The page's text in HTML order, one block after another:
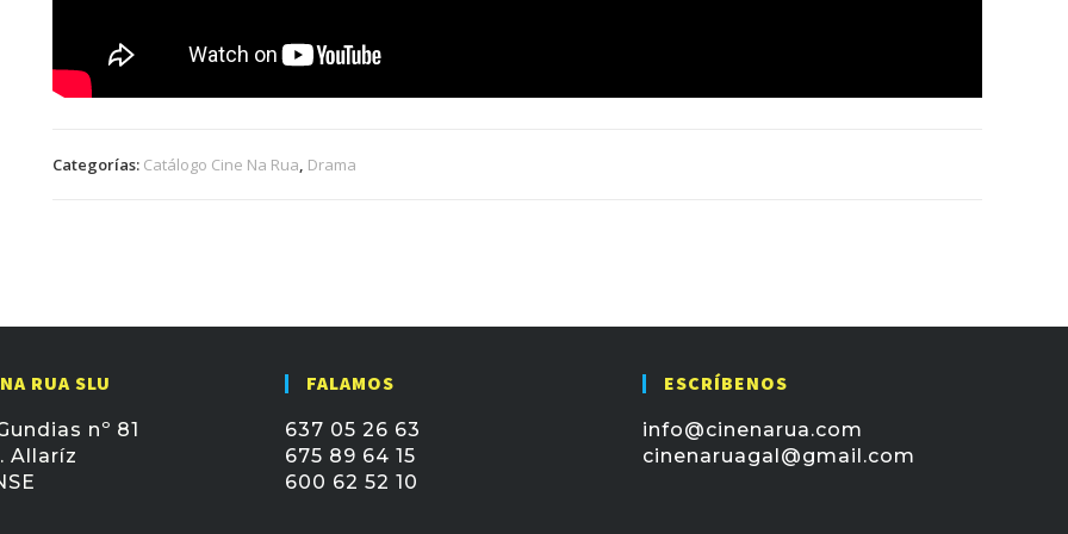
Categorías: Catálogo Cine Na Rua, Drama
RUA SLU
nº 81
Allaríz
FALAMOS
637 05 26 63
675 89 64 15
600 62 52 10
ESCRÍBENOS
info@cinenarua.com
cinenaruagal@gmail.com